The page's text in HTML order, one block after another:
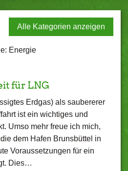
Alle Kategorien anzeigen
Energie
für LNG
Erdgas) als saubererer
ist ein wichtiges und
Umso mehr freue ich mich,
dem Hafen Brunsbüttel in
Voraussetzungen für ein
Dies…